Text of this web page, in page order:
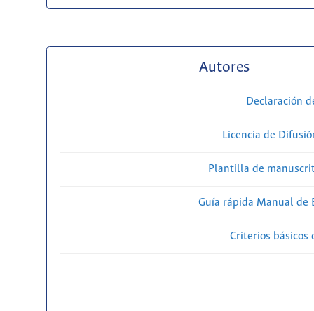
Autores
Declaración
Licencia de
Plantilla de
Guía rápida Manual de
Criterios básicos